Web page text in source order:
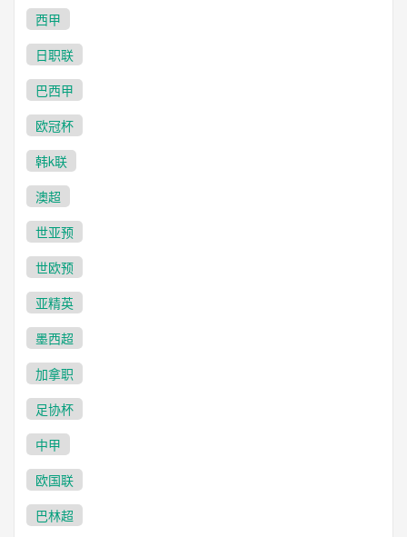
西甲
日职联
巴西甲
欧冠杯
韩k联
澳超
世亚预
世欧预
亚精英
墨西超
加拿职
足协杯
中甲
欧国联
巴林超